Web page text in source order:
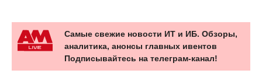
Самые свежие новости ИТ и ИБ. Обзоры,
аналитика, анонсы главных ивентов
Подписывайтесь на телеграм-канал!